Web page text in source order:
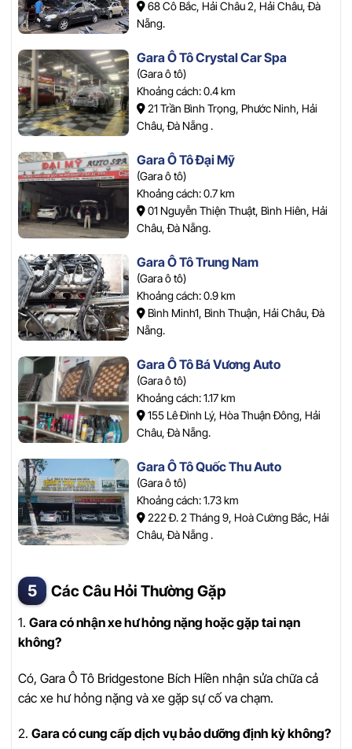
68 Cô Bắc, Hải Châu 2, Hải Châu, Đà
Nẵng.
Gara Ô Tô Crystal Car Spa
(Gara ô tô)
Khoảng cách: 0.4 km
21 Trần Bình Trọng, Phước Ninh, Hải
Châu, Đà Nẵng .
Gara Ô Tô Đại Mỹ
(Gara ô tô)
Khoảng cách: 0.7 km
01 Nguyễn Thiện Thuật, Bình Hiên, Hải
Châu, Đà Nẵng.
Gara Ô Tô Trung Nam
(Gara ô tô)
Khoảng cách: 0.9 km
Bình Minh1, Bình Thuận, Hải Châu, Đà
Nẵng.
Gara Ô Tô Bá Vương Auto
(Gara ô tô)
Khoảng cách: 1.17 km
155 Lê Đình Lý, Hòa Thuận Đông, Hải
Châu, Đà Nẵng.
Gara Ô Tô Quốc Thu Auto
(Gara ô tô)
Khoảng cách: 1.73 km
222 Đ. 2 Tháng 9, Hoà Cường Bắc, Hải
Châu, Đà Nẵng .
Các Câu Hỏi Thường Gặp
1. Gara có nhận xe hư hỏng nặng hoặc gặp tai nạn
không?
Có, Gara Ô Tô Bridgestone Bích Hiền nhận sửa chữa cả
các xe hư hỏng nặng và xe gặp sự cố va chạm.
2. Gara có cung cấp dịch vụ bảo dưỡng định kỳ không?